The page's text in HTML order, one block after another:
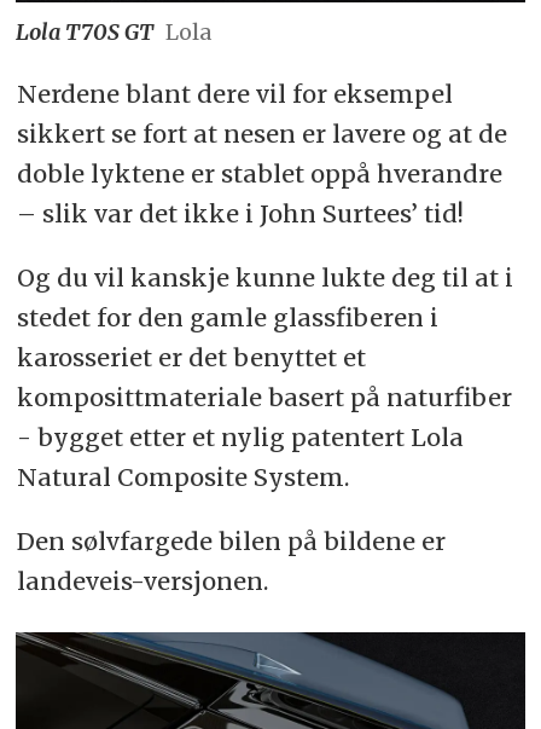
Lola T70S GT Lola
Nerdene blant dere vil for eksempel
sikkert se fort at nesen er lavere og at de
doble lyktene er stablet oppå hverandre
– slik var det ikke i John Surtees’ tid!
Og du vil kanskje kunne lukte deg til at i
stedet for den gamle glassfiberen i
karosseriet er det benyttet et
komposittmateriale basert på naturfiber
- bygget etter et nylig patentert Lola
Natural Composite System.
Den sølvfargede bilen på bildene er
landeveis-versjonen.